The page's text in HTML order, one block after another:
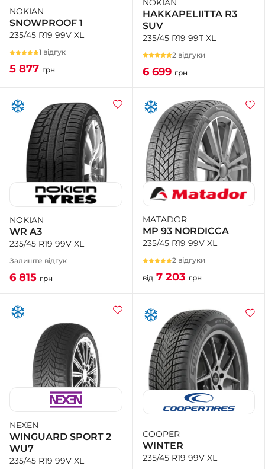
NOKIAN
SNOWPROOF 1
235/45 R19 99V XL
1 відгук
5 877 грн
NOKIAN
HAKKAPELIITTA R3
SUV
235/45 R19 99T XL
2 відгуки
6 699 грн
NOKIAN
WR A3
235/45 R19 99V XL
Залиште відгук
6 815 грн
MATADOR
MP 93 NORDICCA
235/45 R19 99V XL
2 відгуки
від 7 203 грн
NEXEN
WINGUARD SPORT 2
WU7
235/45 R19 99V XL
COOPER
WINTER
235/45 R19 99V XL